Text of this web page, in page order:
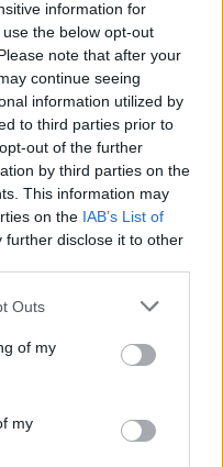
information for
the below opt-out
note that after your
continue seeing
information utilized by
to third parties prior to
out of the further
by third parties on the
This information may
on the IAB’s List of
further disclose it to other
Outs
of my
my